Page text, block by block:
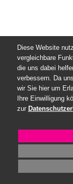
Diese Website
vergleichbare
die uns dabei
verbessern. Da
wir Sie hier um
Ihre Einwilligung
zur